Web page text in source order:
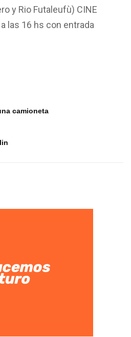
y Rio Futaleufù) CINE
las 16 hs con entrada
camioneta